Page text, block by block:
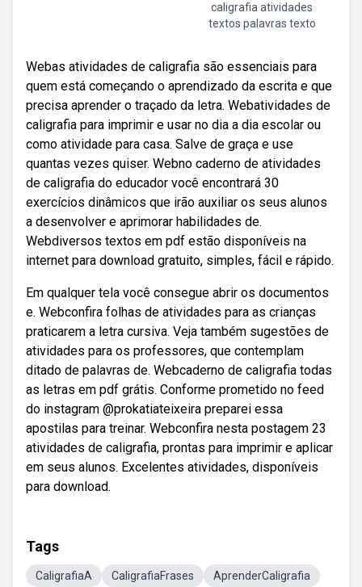
caligrafia atividades
textos palavras texto
Webas atividades de caligrafia são essenciais para
quem está começando o aprendizado da escrita e que
precisa aprender o traçado da letra. Webatividades de
caligrafia para imprimir e usar no dia a dia escolar ou
como atividade para casa. Salve de graça e use
quantas vezes quiser. Webno caderno de atividades
de caligrafia do educador você encontrará 30
exercícios dinâmicos que irão auxiliar os seus alunos
a desenvolver e aprimorar habilidades de.
Webdiversos textos em pdf estão disponíveis na
internet para download gratuito, simples, fácil e rápido.
Em qualquer tela você consegue abrir os documentos
e. Webconfira folhas de atividades para as crianças
praticarem a letra cursiva. Veja também sugestões de
atividades para os professores, que contemplam
ditado de palavras de. Webcaderno de caligrafia todas
as letras em pdf grátis. Conforme prometido no feed
do instagram @prokatiateixeira preparei essa
apostilas para treinar. Webconfira nesta postagem 23
atividades de caligrafia, prontas para imprimir e aplicar
em seus alunos. Excelentes atividades, disponíveis
para download.
Tags
CaligrafiaA CaligrafiaFrases AprenderCaligrafia